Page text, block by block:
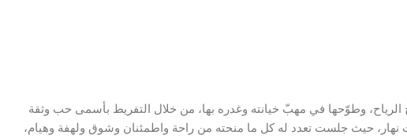
الرياح، وطوّحها في مهبّ خيانته وغدره بها، من خلال التفريط بأسمى حب وثقة
نهار، حيث جلست تعدد له كل ما منحته من راحة واطمئنان وشوق ولهفة وهيام،